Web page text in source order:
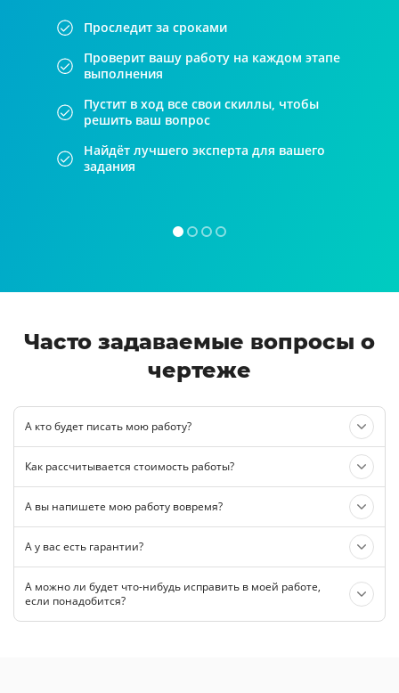
Проследит за сроками
Проверит вашу работу на каждом этапе
выполнения
Пустит в ход все свои скиллы, чтобы
решить ваш вопрос
Найдёт лучшего эксперта для вашего
задания
Часто задаваемые вопросы о
чертеже
А кто будет писать мою работу?
Как рассчитывается стоимость работы?
А вы напишете мою работу вовремя?
А у вас есть гарантии?
А можно ли будет что-нибудь исправить в моей работе,
если понадобится?